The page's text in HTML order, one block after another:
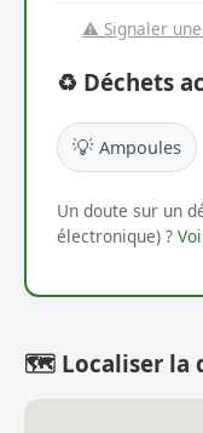
⚠️ Signaler
♻️ Déchets
💡 Ampoules
Un doute sur un
électronique) ?
🗺️ Localiser la